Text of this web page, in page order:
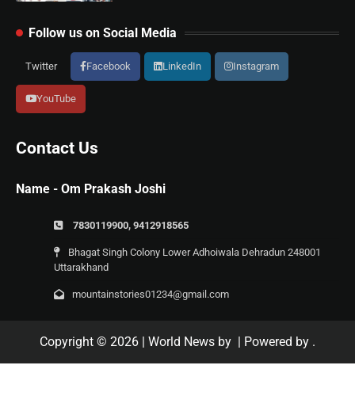
Follow us on Social Media
Twitter Facebook LinkedIn Instagram
YouTube
Contact Us
Name - Om Prakash Joshi
7830119900, 9412918565
Bhagat Singh Colony Lower Adhoiwala Dehradun 248001
Uttarakhand
mountainstories01234@gmail.com
Copyright © 2026 | World News by | Powered by .